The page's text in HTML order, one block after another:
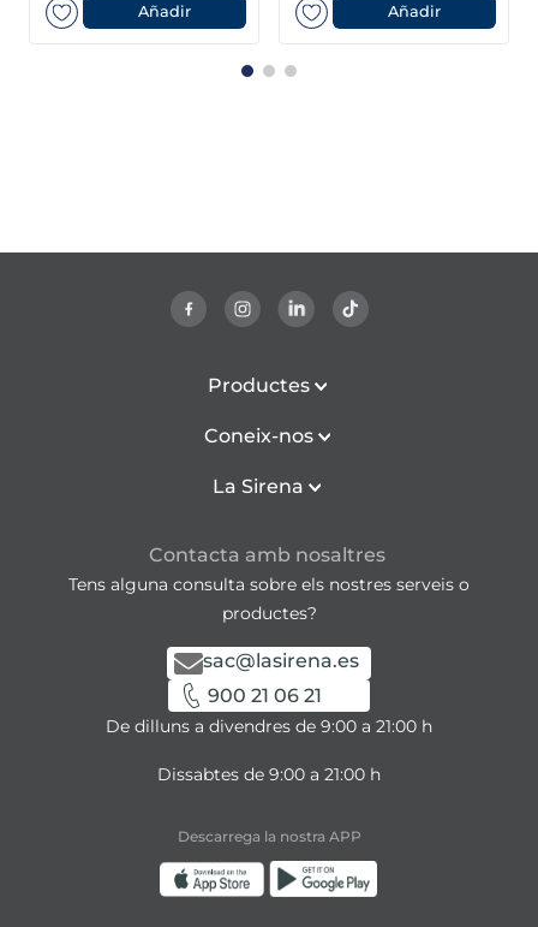
Añadir Añadir
Productes
Coneix-nos
La Sirena
Contacta amb nosaltres
Tens alguna consulta sobre els nostres serveis o
productes?
sac@lasirena.es
900 21 06 21
De dilluns a divendres de 9:00 a 21:00 h
Dissabtes de 9:00 a 21:00 h
Descarrega la nostra APP